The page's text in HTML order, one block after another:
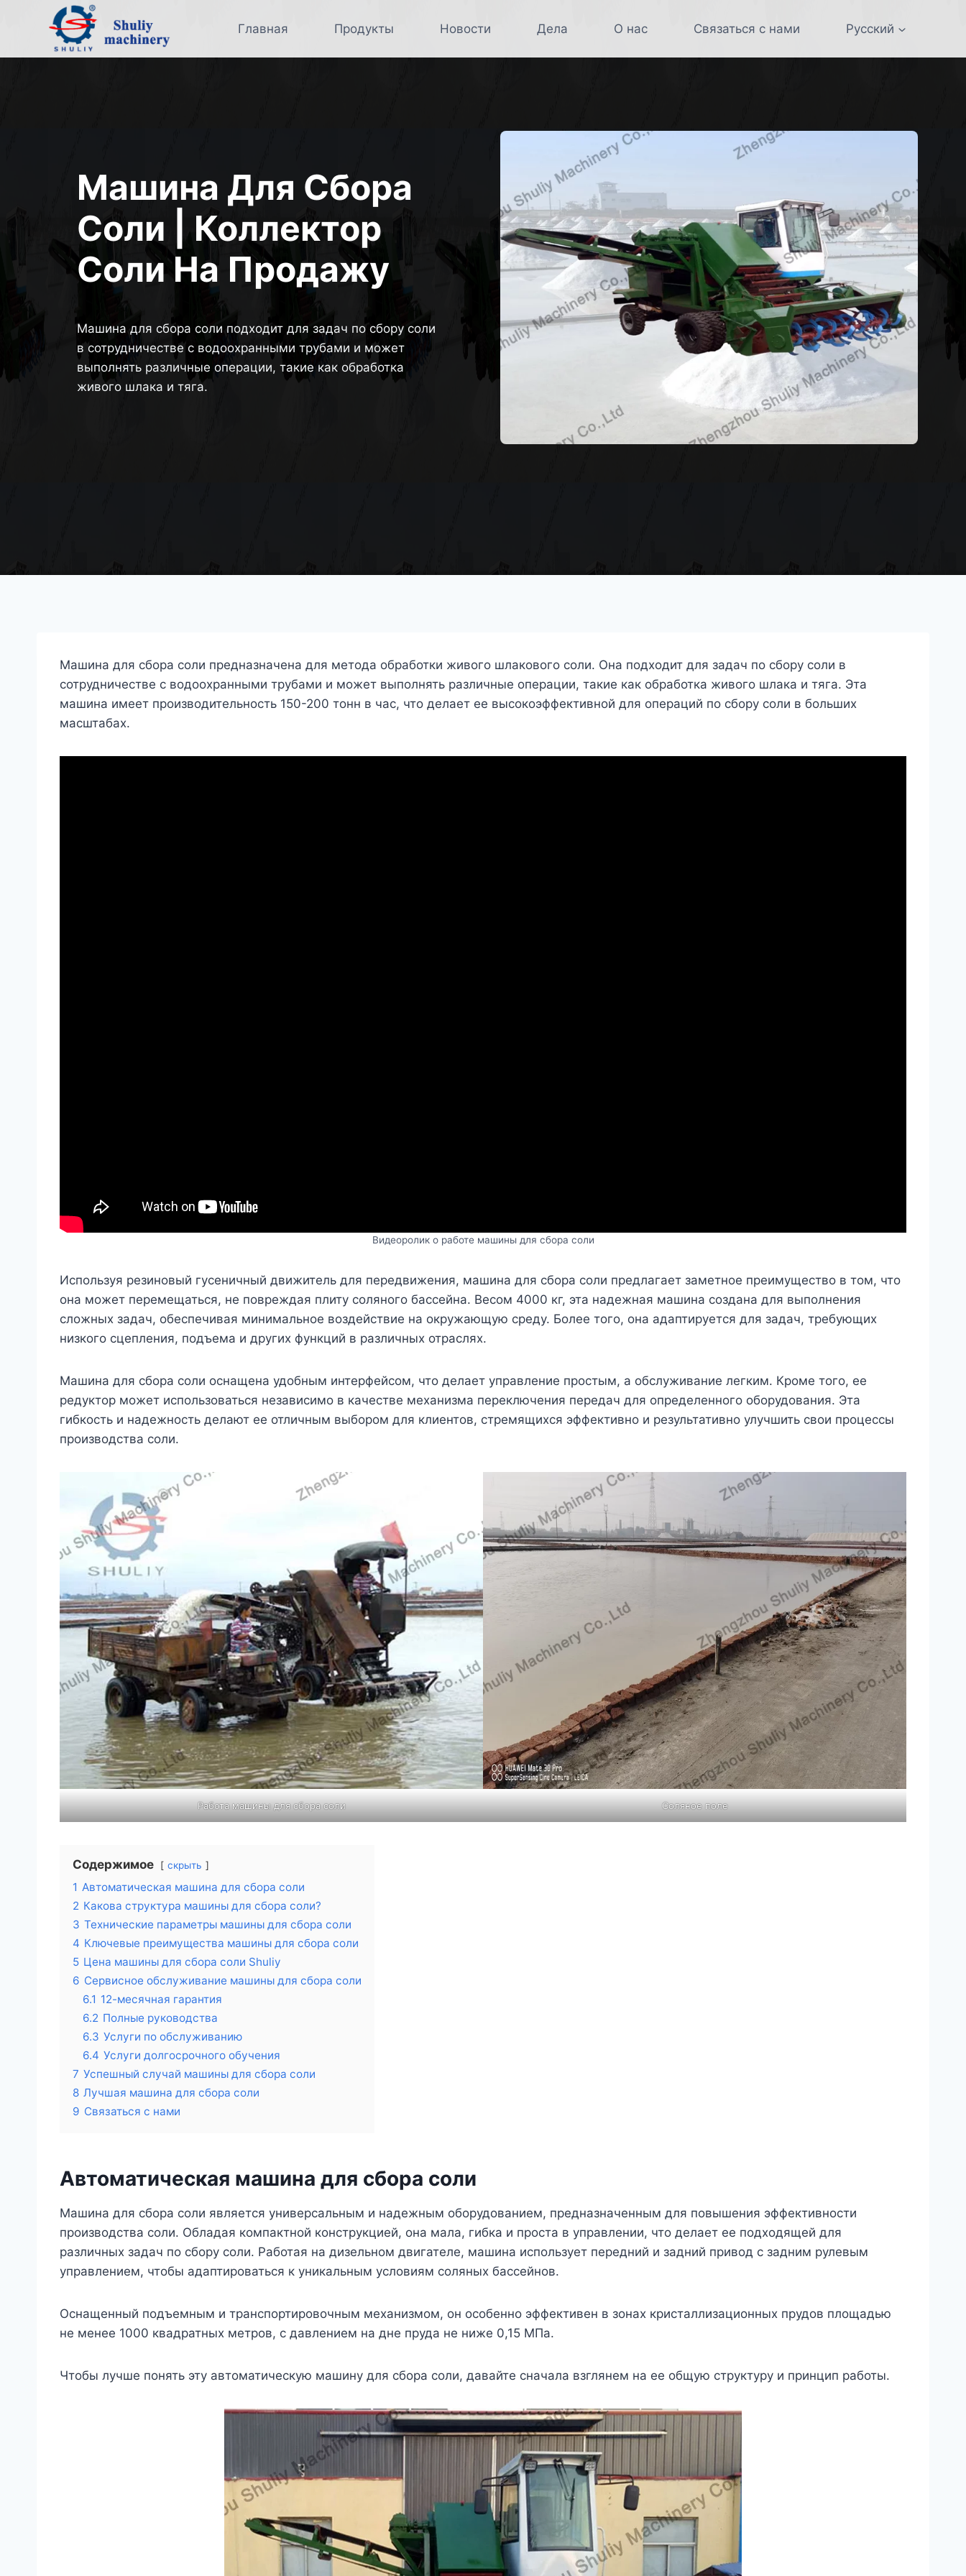
содержимому
Главная Продукты Новости Дела О нас Связаться с нами Русский
Машина Для Сбора
Соли | Коллектор
Соли На Продажу
Машина для сбора соли подходит для задач по сбору соли
в сотрудничестве с водоохранными трубами и может
выполнять различные операции, такие как обработка
живого шлака и тяга.
Машина для сбора соли предназначена для метода обработки живого шлакового соли. Она подходит для задач по сбору соли в
сотрудничестве с водоохранными трубами и может выполнять различные операции, такие как обработка живого шлака и тяга. Эта
машина имеет производительность 150-200 тонн в час, что делает ее высокоэффективной для операций по сбору соли в больших
масштабах.
Видеоролик о работе машины для сбора соли
Используя резиновый гусеничный движитель для передвижения, машина для сбора соли предлагает заметное преимущество в том, что
она может перемещаться, не повреждая плиту соляного бассейна. Весом 4000 кг, эта надежная машина создана для выполнения
сложных задач, обеспечивая минимальное воздействие на окружающую среду. Более того, она адаптируется для задач, требующих
низкого сцепления, подъема и других функций в различных отраслях.
Машина для сбора соли оснащена удобным интерфейсом, что делает управление простым, а обслуживание легким. Кроме того, ее
редуктор может использоваться независимо в качестве механизма переключения передач для определенного оборудования. Эта
гибкость и надежность делают ее отличным выбором для клиентов, стремящихся эффективно и результативно улучшить свои процессы
производства соли.
Работа машины для сбора соли Соляное поле
Содержимое скрыть
1 Автоматическая машина для сбора соли
2 Какова структура машины для сбора соли?
3 Технические параметры машины для сбора соли
4 Ключевые преимущества машины для сбора соли
5 Цена машины для сбора соли Shuliy
6 Сервисное обслуживание машины для сбора соли
6.1 12-месячная гарантия
6.2 Полные руководства
6.3 Услуги по обслуживанию
6.4 Услуги долгосрочного обучения
7 Успешный случай машины для сбора соли
8 Лучшая машина для сбора соли
9 Связаться с нами
Автоматическая машина для сбора соли
Машина для сбора соли является универсальным и надежным оборудованием, предназначенным для повышения эффективности
производства соли. Обладая компактной конструкцией, она мала, гибка и проста в управлении, что делает ее подходящей для
различных задач по сбору соли. Работая на дизельном двигателе, машина использует передний и задний привод с задним рулевым
управлением, чтобы адаптироваться к уникальным условиям соляных бассейнов.
Оснащенный подъемным и транспортировочным механизмом, он особенно эффективен в зонах кристаллизационных прудов площадью
не менее 1000 квадратных метров, с давлением на дне пруда не ниже 0,15 МПа.
Чтобы лучше понять эту автоматическую машину для сбора соли, давайте сначала взглянем на ее общую структуру и принцип работы.